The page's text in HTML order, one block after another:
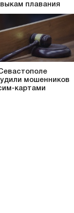
плавания
мошенников
картами